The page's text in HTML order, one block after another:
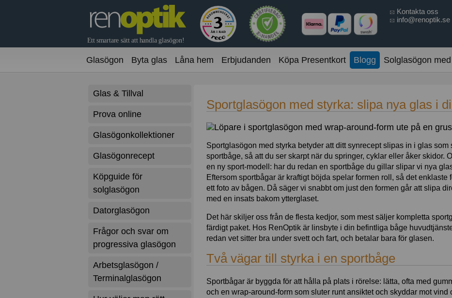
Kontakta oss
info@renoptik.se
Glasögon Byta glas Låna hem Erbjudanden Köpa Presentkort Blogg Solglasögon
Glas & Tillval
Prova online
Glasögonkollektioner
Glasögonrecept
Köpguide för
solglasögon
Datorglasögon
Frågor och svar om
progressiva glasögon
Arbetsglasögon /
Terminalglasögon
Sportglasögon med styrka: slipa nya glas i
Sportglasögon med styrka betyder att ditt synrecept slipas in i glas som
sportbåge, så att du ser skarpt när du springer, cyklar eller åker skidor.
en ny sport-modell: har du redan en sportbåge du gillar slipar vi nya
Eftersom sportbågar är kraftigt böjda spelar formen roll, så det enklaste
ett foto av bågen. Då säger vi snabbt om just den formen går att slipa
med en insats bakom ytterglaset.
Det här skiljer oss från de flesta kedjor, som mest säljer kompletta
färdigt paket. Hos RenOptik är linsbyte i din befintliga båge
redan vet sitter bra under svett och fart, och betalar bara för glasen.
Två vägar till styrka i en sportbåge
Sportbågar är byggda för att hålla på plats i rörelse: lätta, ofta med
och en wrap-around-form som sluter runt ansiktet och skyddar mot vind